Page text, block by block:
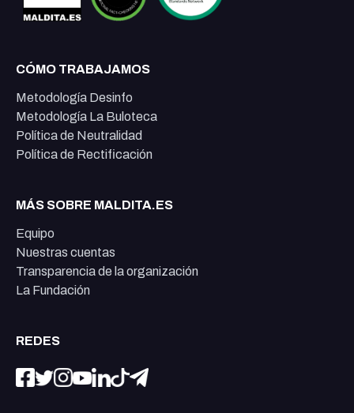
CÓMO TRABAJAMOS
Metodología Desinfo
Metodología La Buloteca
Política de Neutralidad
Política de Rectificación
MÁS SOBRE MALDITA.ES
Equipo
Nuestras cuentas
Transparencia de la organización
La Fundación
REDES